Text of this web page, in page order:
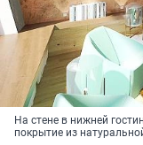
На стене в нижней
покрытие из